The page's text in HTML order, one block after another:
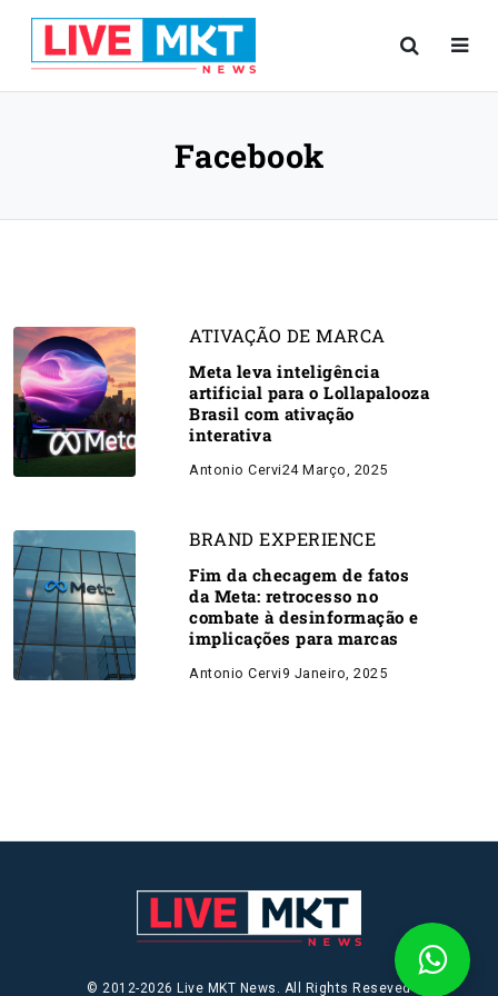
Facebook
ATIVAÇÃO DE MARCA
Meta leva inteligência
artificial para o Lollapalooza
Brasil com ativação
interativa
Antonio Cervi24 Março, 2025
BRAND EXPERIENCE
Fim da checagem de fatos
da Meta: retrocesso no
combate à desinformação e
implicações para marcas
Antonio Cervi 9 Janeiro, 2025
© 2012-2026 Live MKT News. All Rights Reseved